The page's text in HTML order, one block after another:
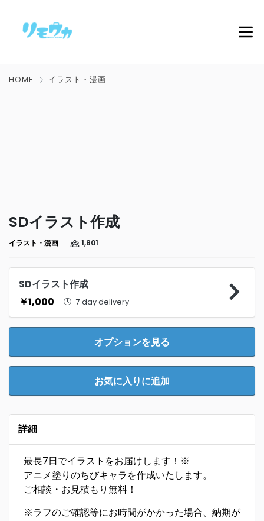
HOME イラスト・漫画
SDイラスト作成
イラスト・漫画 1,801
SDイラスト作成
￥1,000
7 day delivery
オプションを見る
お気に入りに追加
詳細
最長7日でイラストをお届けします！※
アニメ塗りのちびキャラを作成いたします。
ご相談・お見積もり無料！
※ラフのご確認等にお時間がかかった場合、納期が